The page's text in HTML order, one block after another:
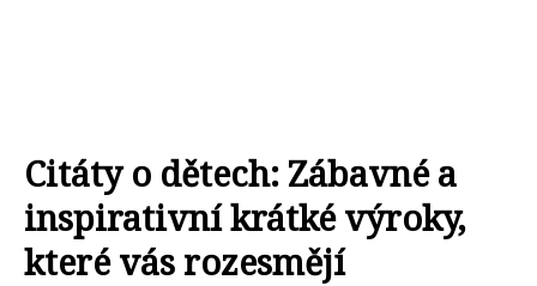
Citáty o dětech: Zábavné a
inspirativní krátké výroky,
které vás rozesmějí